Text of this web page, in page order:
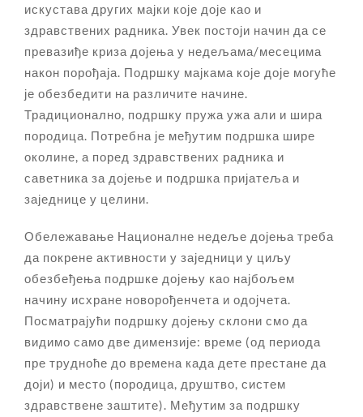
искустава других мајки које доје као и
здравствених радника. Увек постоји начин да се
превазиђе криза дојења у недељама/месецима
након порођаја. Подршку мајкама које доје могуће
је обезбедити на различите начине.
Традиционално, подршку пружа ужа али и шира
породица. Потребна је међутим подршка шире
околине, а поред здравствених радника и
саветника за дојење и подршка пријатеља и
заједнице у целини.
Обележавање Националне недеље дојења треба
да покрене активности у заједници у циљу
обезбеђења подршке дојењу као најбољем
начину исхране новорођенчета и одојчета.
Посматрајући подршку дојењу склони смо да
видимо само две димензије: време (од периода
пре трудноће до времена када дете престане да
доји) и место (породица, друштво, систем
здравствене заштите). Међутим за подршку